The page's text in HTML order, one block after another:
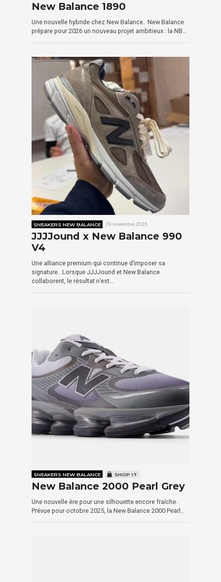
New Balance 1890
Une nouvelle hybride chez New Balance. New Balance
prépare pour 2026 un nouveau projet ambitieux : la NB…
SNEAKERS NEW BALANCE 29 novembre 2025
JJJJound x New Balance 990
V4
Une alliance premium qui continue d’imposer sa
signature. Lorsque JJJJound et New Balance
collaborent, le résultat n’est…
SNEAKERS NEW BALANCE SHOP IT
New Balance 2000 Pearl Grey
Une nouvelle ère pour une silhouette encore fraîche.
Prévue pour octobre 2025, la New Balance 2000 Pearl…